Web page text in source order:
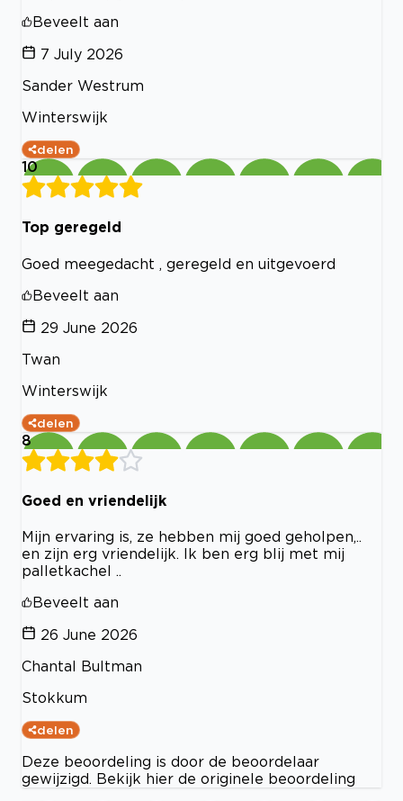
Beveelt aan
7 July 2026
Sander Westrum
Winterswijk
delen
10
Top geregeld
Goed meegedacht , geregeld en uitgevoerd
Beveelt aan
29 June 2026
Twan
Winterswijk
delen
8
Goed en vriendelijk
Mijn ervaring is, ze hebben mij goed geholpen,..
en zijn erg vriendelijk. Ik ben erg blij met mij
palletkachel ..
Beveelt aan
26 June 2026
Chantal Bultman
Stokkum
delen
Deze beoordeling is door de beoordelaar
gewijzigd. Bekijk hier de originele beoordeling